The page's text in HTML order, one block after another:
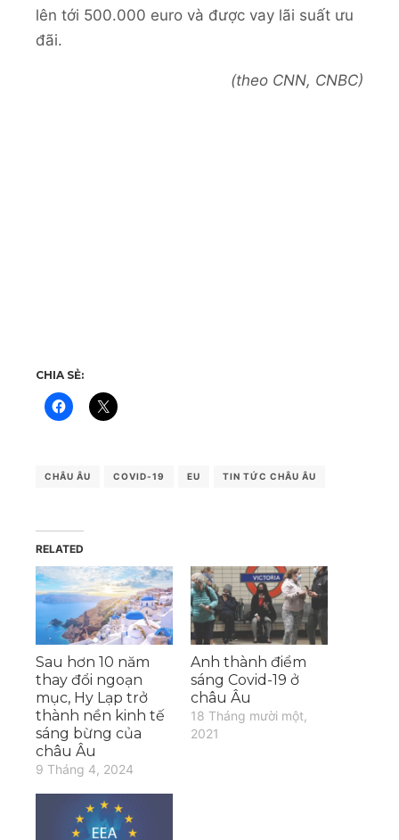
lên tới 500.000 euro và được vay lãi suất ưu
đãi.
(theo CNN, CNBC)
CHIA SẺ:
CHÂU ÂU COVID-19 EU TIN TỨC CHÂU ÂU
RELATED
Sau hơn 10 năm
thay đổi ngoạn
mục, Hy Lạp trở
thành nền kinh tế
sáng bừng của
châu Âu
9 Tháng 4, 2024
Anh thành điểm
sáng Covid-19 ở
châu Âu
18 Tháng mười một,
2021